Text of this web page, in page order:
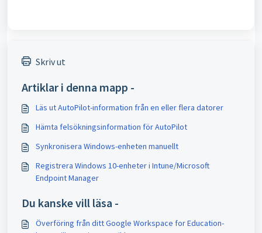
Skriv ut
Artiklar i denna mapp -
Läs ut AutoPilot-information från en eller flera datorer
Hämta felsökningsinformation för AutoPilot
Synkronisera Windows-enheten manuellt
Registrera Windows 10-enheter i Intune/Microsoft
Endpoint Manager
Du kanske vill läsa -
Överföring från ditt Google Workspace for Education-